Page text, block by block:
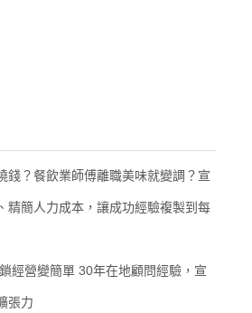
錢？餐飲業師傅離職美味就變調？宣
精簡人力成本，讓成功經驗複製到每
經營變簡單 30年在地顧問經驗，宣
張力